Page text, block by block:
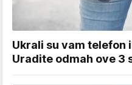
Ukrali su vam telefon
Uradite odmah ove 3